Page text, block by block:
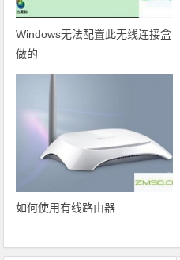
Windows无法配置此无线连接盒
做的
如何使用有线路由器